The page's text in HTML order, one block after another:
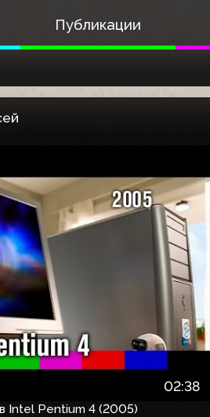
Публикации
02:38
Intel Pentium 4 (2005)